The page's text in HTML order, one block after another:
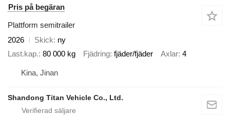
Pris på begäran
Plattform semitrailer
2026
Skick ny
Last.kap. 80 000 kg Fjädring fjäder/fjäder Axlar 4
Kina, Jinan
Shandong Titan Vehicle Co., Ltd.